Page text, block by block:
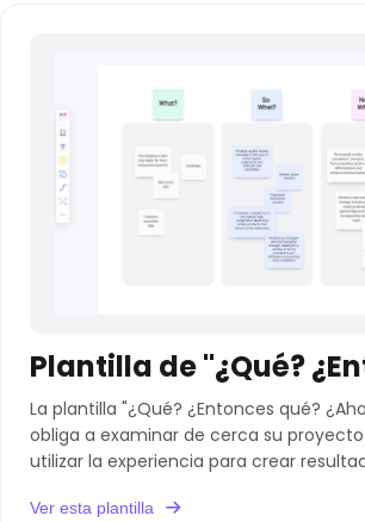
La plantilla "¿Qué? ¿Entonces qué?
obliga a examinar de cerca su
utilizar la experiencia para crear
Ver esta plantilla